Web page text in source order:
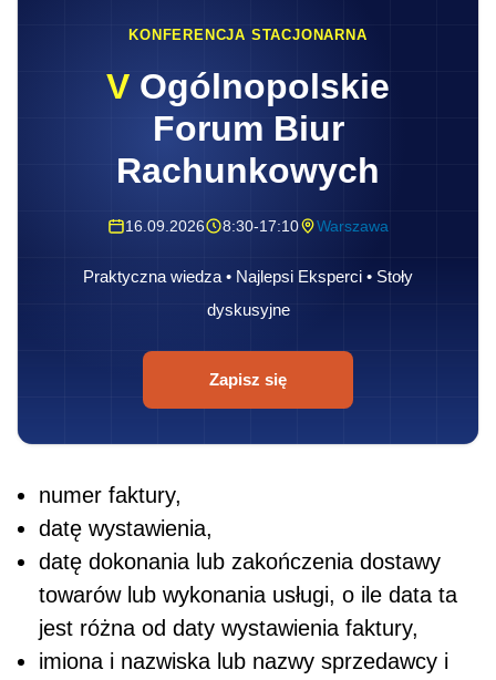
KONFERENCJA STACJONARNA
V Ogólnopolskie
Forum Biur
Rachunkowych
16.09.2026 8:30-17:10 Warszawa
Praktyczna wiedza • Najlepsi Eksperci • Stoły
dyskusyjne
Zapisz się
numer faktury,
datę wystawienia,
datę dokonania lub zakończenia dostawy
towarów lub wykonania usługi, o ile data ta
jest różna od daty wystawienia faktury,
imiona i nazwiska lub nazwy sprzedawcy i